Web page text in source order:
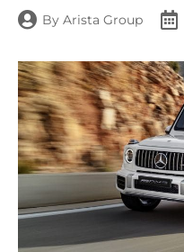
By Arista Group